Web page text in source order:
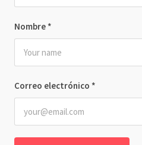
Nombre *
Correo electrónico *